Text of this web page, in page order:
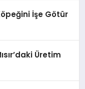
İşe Götür
Üretim